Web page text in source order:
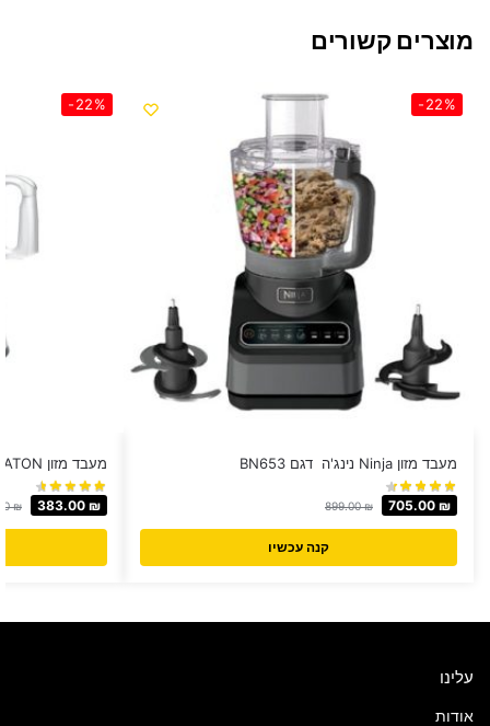
מוצרים קשורים
-22%
מעבד מזון Ninja נינג'ה דגם BN653
899.00₪ 705.00 ₪
קנה עכשיו
-22%
מעבד מזון BENATON דגם BT-9026
₪ 383.00 ₪
עלינו
אודות